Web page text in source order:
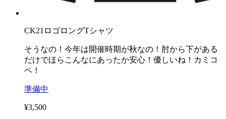
CK21ロゴロングTシャツ
そうなの！今年は開催時期が秋なの！肘から下がある
だけでほらこんなにあったか安心！優しいね！カミコ
ベ！
準備中
¥3,500